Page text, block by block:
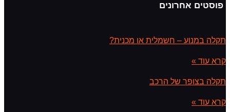
פוסטים אחרונים
תקלה במנוע – חשמלית או מכנית?
קרא עוד »
תקלה בצופר של הרכב
קרא עוד »